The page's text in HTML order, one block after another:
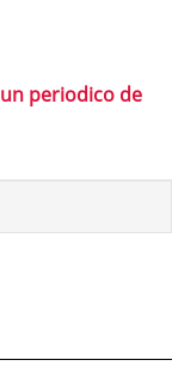
periodico de